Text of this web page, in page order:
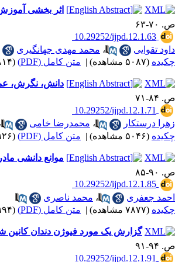
اثر بخشی
ص. ۷۰-۶۳
‎ 10.29252/ijpd.12.1.63
داود تقوایی
، محمد مهدی جهانگیری
چکیده (۵۰۸۷ مشاهده) | متن کامل (PDF) (۱۸۱۴ دریافت)
دانش، نگرش،
ص. ۸۴-۷۱
‎ 10.29252/ijpd.12.1.71
زهرا درستکار
، محمدرضا خامی
چکیده (۵۰۴۶ مشاهده) | متن کامل (PDF) (۱۹۲۶ دریافت)
موانع دانشی
ص. ۹۰-۸۵
‎ 10.29252/ijpd.12.1.85
احمد جعفری
، محمد ناصری
چکیده (۷۸۷۷ مشاهده) | متن کامل (PDF) (۱۹۹۴ دریافت)
گزارش یک مورد فیوژن دندان کانین
ص. ۹۴-۹۱
‎ 10.29252/ijpd.12.1.91